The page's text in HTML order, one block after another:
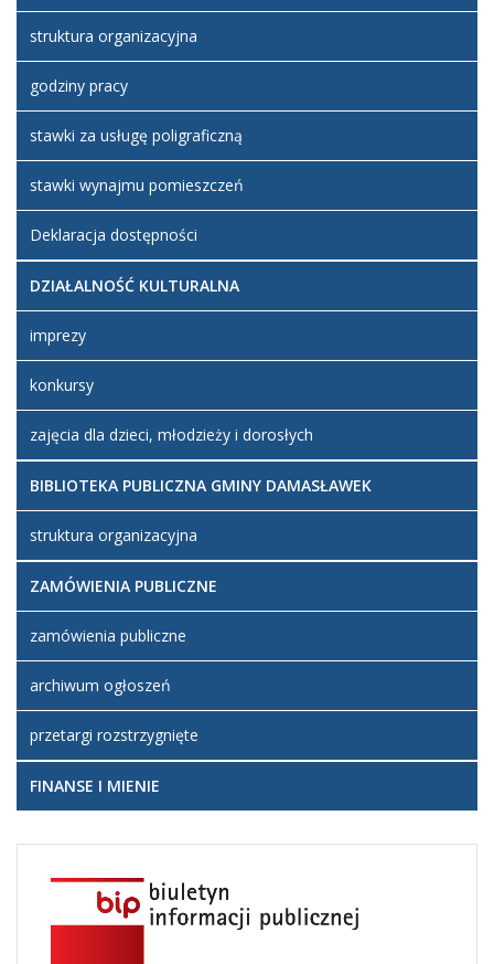
struktura organizacyjna
godziny pracy
stawki za usługę poligraficzną
stawki wynajmu pomieszczeń
Deklaracja dostępności
DZIAŁALNOŚĆ KULTURALNA
imprezy
konkursy
zajęcia dla dzieci, młodzieży i dorosłych
BIBLIOTEKA PUBLICZNA GMINY DAMASŁAWEK
struktura organizacyjna
ZAMÓWIENIA PUBLICZNE
zamówienia publiczne
archiwum ogłoszeń
przetargi rozstrzygnięte
FINANSE I MIENIE